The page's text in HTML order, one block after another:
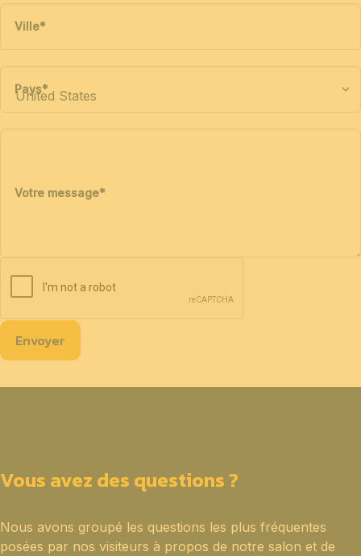
Ville*
Pays*
Votre message*
Envoyer
Vous avez des questions ?
Nous avons groupé les questions les plus fréquentes
posées par nos visiteurs à propos de notre salon et de